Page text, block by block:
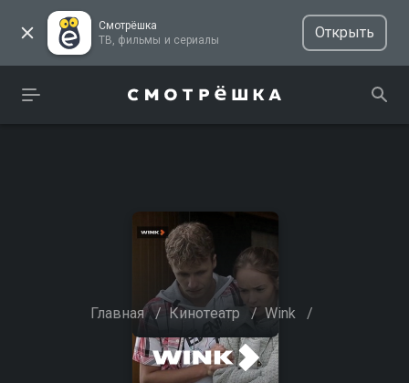
Смотрёшка
ТВ, фильмы и сериалы
Открыть
Главная / Кинотеатр / Wink /